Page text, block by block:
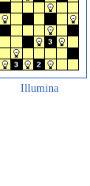
Illumina